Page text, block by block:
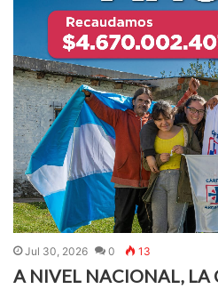
Jul 30, 2026 0 13
A NIVEL NACIONAL, LA